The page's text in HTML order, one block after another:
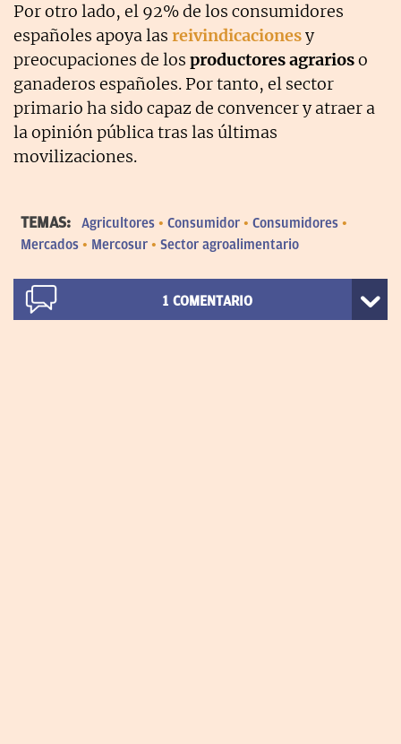
Por otro lado, el 92% de los consumidores
españoles apoya las reivindicacionesy
preocupaciones de los productores agrarioso
ganaderos españoles. Por tanto, el sector
primario ha sido capaz de convencer y atraer a
la opinión pública tras las últimas
movilizaciones.
TEMAS: Agricultores Consumidor
Consumidores
Mercados
Mercosur Sector agroalimentario
1 COMENTARIO